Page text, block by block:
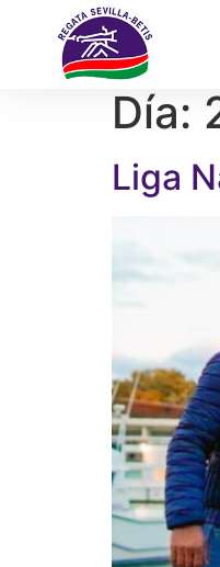
Día:
Liga